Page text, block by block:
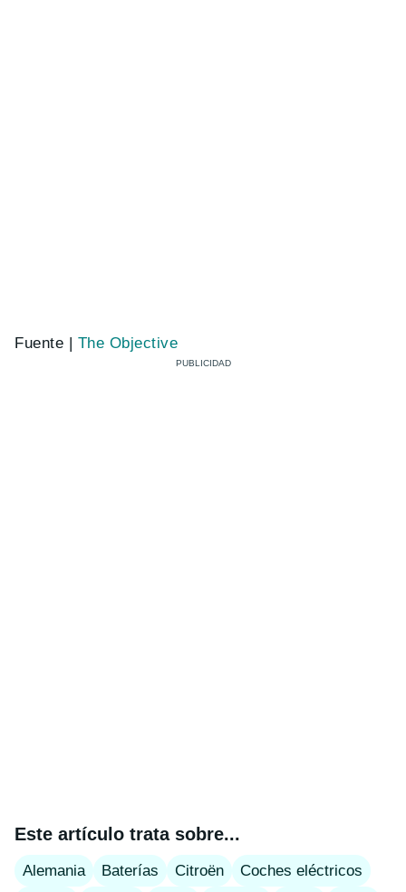
Fuente | The Objective
Este artículo trata sobre...
Alemania Baterías Citroën
Coches eléctricos